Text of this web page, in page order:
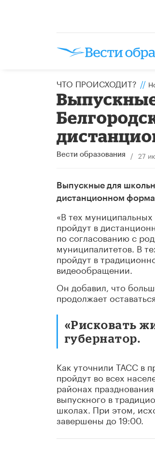
ЧТО ПРОИСХОДИТ? //
Вести образования / 27
Выпускные для
дистанционном
«В тех
пройдут в
по согласованию с
муниципалитетов. В
пройдут в
видеообращении.
Он добавил, что
продолжает
«Рисковать
губернатор.
Как уточнили ТАСС в
пройдут во всех
районах
выпускного в
школах. При этом,
завершены до 19:00.